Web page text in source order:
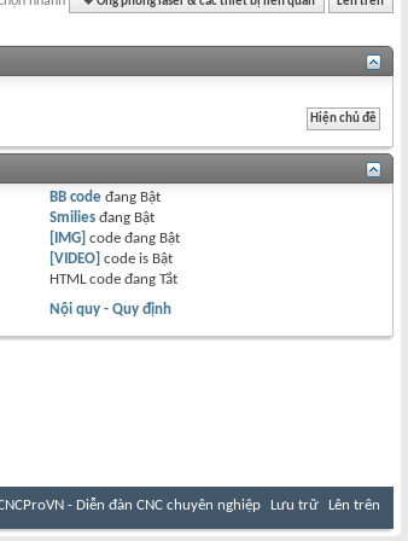
BB code đang Bật
Smilies đang Bật
[IMG] code đang Bật
[VIDEO] code is Bật
HTML code đangTắt
Nội quy - Quy định
- Diễn đàn CNC chuyên nghiệp Lưu trữ Lên trên